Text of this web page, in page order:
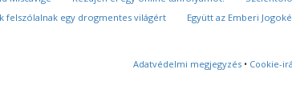
felszólalnak egy drogmentes világért Együtt az Emberi
Adatvédelmi megjegyzés • Cookie-